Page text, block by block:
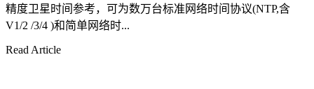
精度卫星时间参考，可为数万台标准网络时间协议(NTP,含
V1/2 /3/4 )和简单网络时...
Read Article